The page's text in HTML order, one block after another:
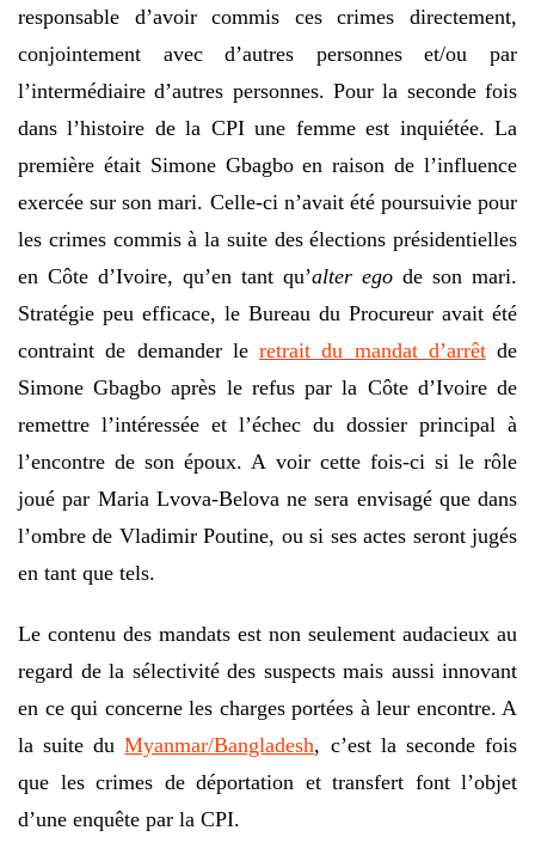
responsable d’avoir commis ces crimes directement,
conjointement avec d’autres personnes et/ou par
l’intermédiaire d’autres personnes. Pour la seconde fois
dans l’histoire de la CPI une femme est inquiétée. La
première était Simone Gbagbo en raison de l’influence
exercée sur son mari. Celle-ci n’avait été poursuivie pour
les crimes commis à la suite des élections présidentielles
en Côte d’Ivoire, qu’en tant qu’alter ego de son mari.
Stratégie peu efficace, le Bureau du Procureur avait été
contraint de demander le retrait du mandat d’arrêtde
Simone Gbagbo après le refus par la Côte d’Ivoire de
remettre l’intéressée et l’échec du dossier principal à
l’encontre de son époux. A voir cette fois-ci si le rôle
joué par Maria Lvova-Belova ne sera envisagé que dans
l’ombre de Vladimir Poutine, ou si ses actes seront jugés
en tant que tels.
Le contenu des mandats est non seulement audacieux au
regard de la sélectivité des suspects mais aussi innovant
en ce qui concerne les charges portées à leur encontre. A
la suite duMyanmar/Bangladesh, c’est la seconde fois
que les crimes de déportation et transfert font l’objet
d’une enquête par la CPI.